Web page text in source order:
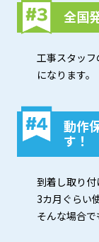
全国
工事スタッ
になります。
動作
す！
到着し取り付
3カ月ぐらい
そんな場合で